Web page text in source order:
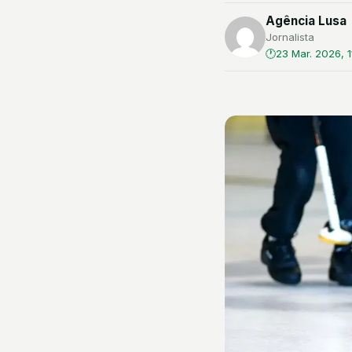
Agência Lusa
Jornalista
23 Mar. 2026,